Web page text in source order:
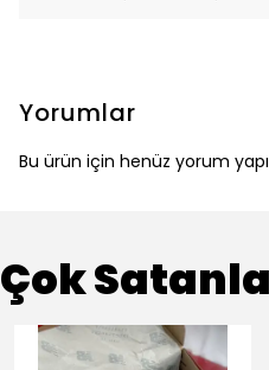
Yorumlar
Bu ürün için henüz yorum
Çok